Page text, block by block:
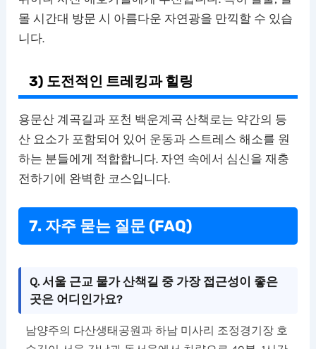
몰 시간대 방문 시 아름다운 자연광을 만끽할 수 있습
니다.
3) 도전적인 트레킹과 힐링
용문산 계곡길과 포천 백운계곡 산책로는 약간의 등
산 요소가 포함되어 있어 운동과 스트레스 해소를 원
하는 분들에게 적합합니다. 자연 속에서 심신을 재충
전하기에 완벽한 코스입니다.
7. 자주 묻는 질문 (FAQ)
Q. 서울 근교 물가 산책길 중 가장 접근성이 좋은
곳은 어디인가요?
남양주의 다산생태공원과 하남 미사리 조정경기장 호